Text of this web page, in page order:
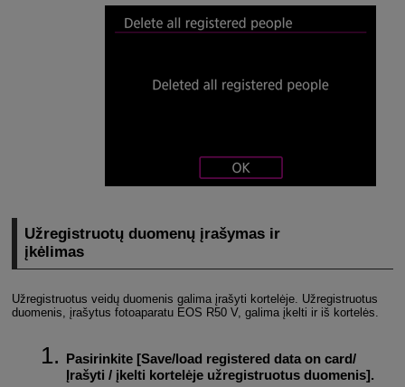
Užregistruotų duomenų įrašymas ir
įkėlimas
Užregistruotus veidų duomenis galima įrašyti kortelėje. Užregistruotus
duomenis, įrašytus fotoaparatu EOS R50 V, galima įkelti ir iš kortelės.
Pasirinkite [Save/load registered data on card/
Įrašyti / įkelti kortelėje užregistruotus duomenis].